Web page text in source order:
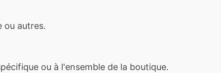
ou autres.
ou à l'ensemble de la boutique.